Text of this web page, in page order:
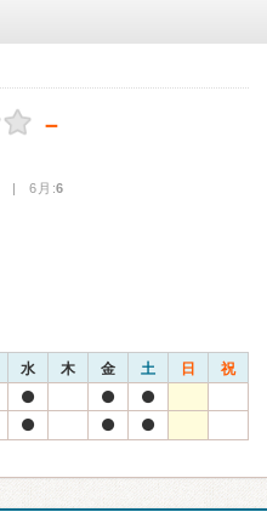
－
| 6月:6
水 木 金 土 日 祝